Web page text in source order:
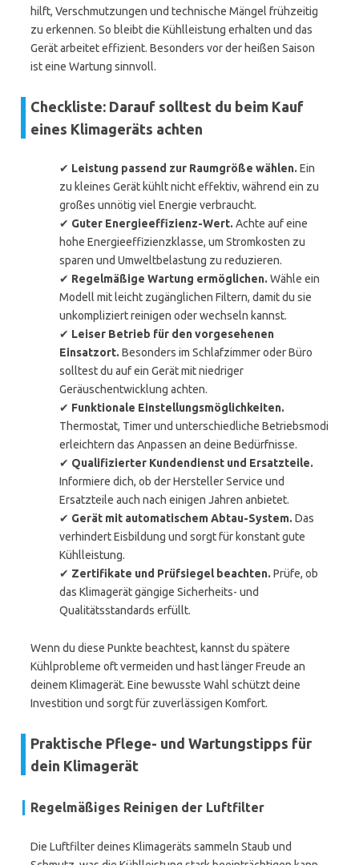
hilft, Verschmutzungen und technische Mängel frühzeitig
zu erkennen. So bleibt die Kühlleistung erhalten und das
Gerät arbeitet effizient. Besonders vor der heißen Saison
ist eine Wartung sinnvoll.
Checkliste: Darauf solltest du beim Kauf
eines Klimageräts achten
✔ Leistung passend zur Raumgröße wählen. Ein
zu kleines Gerät kühlt nicht effektiv, während ein zu
großes unnötig viel Energie verbraucht.
✔ Guter Energieeffizienz-Wert. Achte auf eine
hohe Energieeffizienzklasse, um Stromkosten zu
sparen und Umweltbelastung zu reduzieren.
✔ Regelmäßige Wartung ermöglichen. Wähle ein
Modell mit leicht zugänglichen Filtern, damit du sie
unkompliziert reinigen oder wechseln kannst.
✔ Leiser Betrieb für den vorgesehenen
Einsatzort. Besonders im Schlafzimmer oder Büro
solltest du auf ein Gerät mit niedriger
Geräuschentwicklung achten.
✔ Funktionale Einstellungsmöglichkeiten.
Thermostat, Timer und unterschiedliche Betriebsmodi
erleichtern das Anpassen an deine Bedürfnisse.
✔ Qualifizierter Kundendienst und Ersatzteile.
Informiere dich, ob der Hersteller Service und
Ersatzteile auch nach einigen Jahren anbietet.
✔ Gerät mit automatischem Abtau-System. Das
verhindert Eisbildung und sorgt für konstant gute
Kühlleistung.
✔ Zertifikate und Prüfsiegel beachten. Prüfe, ob
das Klimagerät gängige Sicherheits- und
Qualitätsstandards erfüllt.
Wenn du diese Punkte beachtest, kannst du spätere
Kühlprobleme oft vermeiden und hast länger Freude an
deinem Klimagerät. Eine bewusste Wahl schützt deine
Investition und sorgt für zuverlässigen Komfort.
Praktische Pflege- und Wartungstipps für
dein Klimagerät
Regelmäßiges Reinigen der Luftfilter
Die Luftfilter deines Klimageräts sammeln Staub und